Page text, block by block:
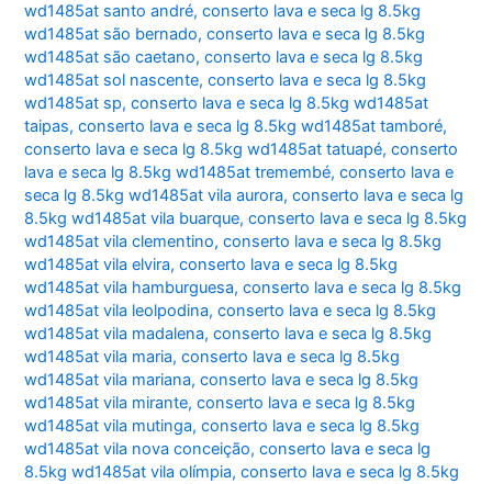
wd1485at santo andré,conserto lava e seca lg 8.5kg
wd1485at são bernado,conserto lava e seca lg 8.5kg
wd1485at são caetano,conserto lava e seca lg 8.5kg
wd1485at sol nascente,conserto lava e seca lg 8.5kg
wd1485at sp,conserto lava e seca lg 8.5kg wd1485at
taipas,conserto lava e seca lg 8.5kg wd1485at tamboré,
conserto lava e seca lg 8.5kg wd1485at tatuapé,conserto
lava e seca lg 8.5kg wd1485at tremembé,conserto lava e
seca lg 8.5kg wd1485at vila aurora,conserto lava e seca lg
8.5kg wd1485at vila buarque,conserto lava e seca lg 8.5kg
wd1485at vila clementino,conserto lava e seca lg 8.5kg
wd1485at vila elvira,conserto lava e seca lg 8.5kg
wd1485at vila hamburguesa,conserto lava e seca lg 8.5kg
wd1485at vila leolpodina,conserto lava e seca lg 8.5kg
wd1485at vila madalena,conserto lava e seca lg 8.5kg
wd1485at vila maria,conserto lava e seca lg 8.5kg
wd1485at vila mariana,conserto lava e seca lg 8.5kg
wd1485at vila mirante,conserto lava e seca lg 8.5kg
wd1485at vila mutinga,conserto lava e seca lg 8.5kg
wd1485at vila nova conceição,conserto lava e seca lg
8.5kg wd1485at vila olímpia,conserto lava e seca lg 8.5kg